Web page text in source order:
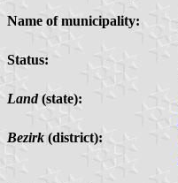
Name of municipality:
Status:
Land(state):
Bezirk (district):